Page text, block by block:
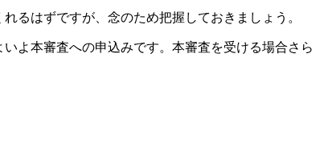
るはずですが、念のため把握しておきましょう。
よ本審査への申込みです。本審査を受ける場合さら